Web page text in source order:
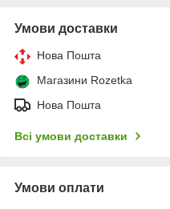
Умови доставки
Нова Пошта
Магазини Rozetka
Нова Пошта
Всі умови доставки
Умови оплати